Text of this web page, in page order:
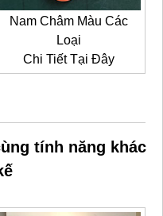
Nam Châm Màu Các
Loại
Chi Tiết Tại Đây
tính năng khác